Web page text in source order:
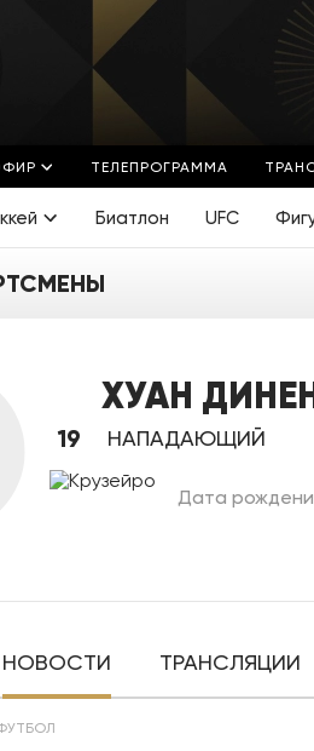
ТЕЛЕПРОГРАММА
Биатлон UFC
ХУАН
19 НАПАДАЮЩИЙ
Дата
НОВОСТИ ТРАНСЛЯЦИИ